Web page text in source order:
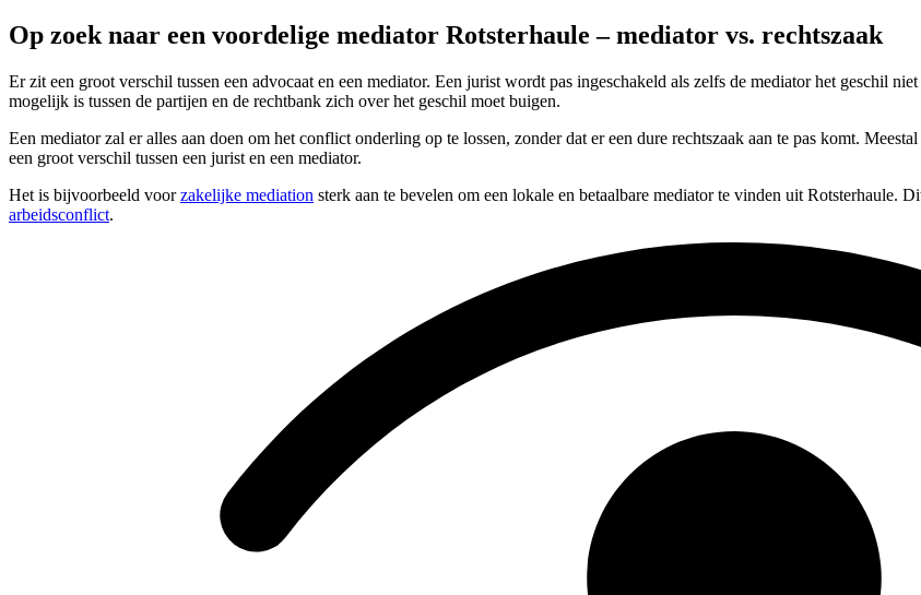
Op zoek naar een voordelige mediator Rotsterhaule – mediator vs. rechtszaak
Er zit een groot verschil tussen een advocaat en een mediator. Een jurist wordt pas ingeschakeld als zelfs de mediator het geschil
mogelijk is tussen de partijen en de rechtbank zich over het geschil moet buigen.
Een mediator zal er alles aan doen om het conflict onderling op te lossen, zonder dat er een dure rechtszaak aan te pas komt.
een groot verschil tussen een jurist en een mediator.
Het is bijvoorbeeld voorzakelijke mediation sterk aan te bevelen om een lokale en betaalbare mediator te vinden uit Rotsterhaule.
arbeidsconflict.